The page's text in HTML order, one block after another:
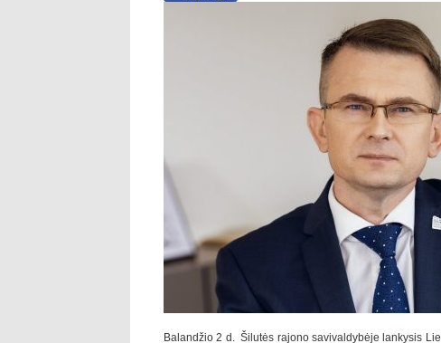
Balandžio 2 d. Šilutės rajono savivaldybėje lankysis